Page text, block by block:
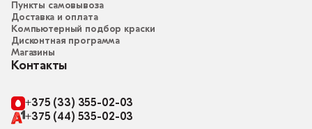
Пункты самовывоза
Доставка и оплата
Компьютерный подбор краски
Дисконтная программа
Магазины
Контакты
+375 (33) 355-02-03
+375 (44) 535-02-03